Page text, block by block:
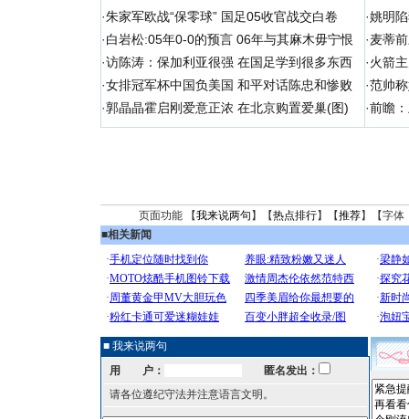
·朱家军欧战“保零球” 国足05收官战交白卷
·白岩松:05年0-0的预言 06年与其麻木毋宁恨
·访陈涛：保加利亚很强 在国足学到很多东西
·女排冠军杯中国负美国 和平对话陈忠和惨败
·郭晶晶霍启刚爱意正浓 在北京购置爱巢(图)
·姚明
·麦蒂
·火箭
·范帅
·前瞻
页面功能 【我来说两句 】【热点排行】【推荐】【字体
■相关新闻
■ 我来说两句
用 户：
匿名发出：
请各位遵纪守法并注意语言文明。